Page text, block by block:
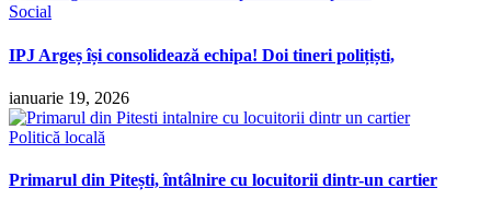
Social
IPJ Argeș își consolidează echipa! Doi tineri polițiști,
ianuarie 19, 2026
Politică locală
Primarul din Pitești, întâlnire cu locuitorii dintr-un cartier